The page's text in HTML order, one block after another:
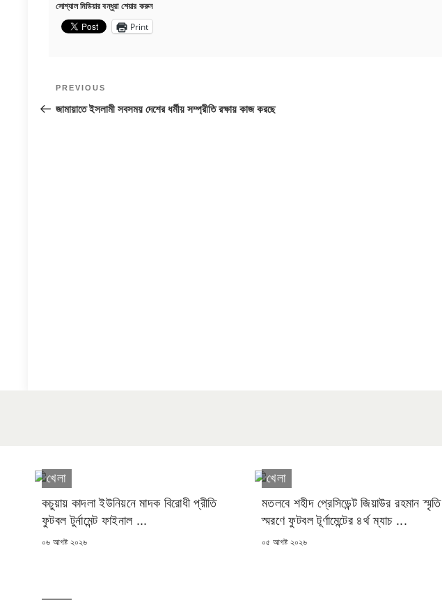
সোশ্যাল মিডিয়ার বন্ধুরা শেয়ার করুন
Print
Previous
Post
PREVIOUS
জামায়াতে ইসলামী সবসময় দেশের ধর্মীয় সম্প্রীতি রক্ষায় কাজ করছে
খেলা
কচুয়ায় কাদলা ইউনিয়নে মাদক বিরোধী প্রীতি
ফুটবল টুর্নামেন্ট ফাইনাল ...
POSTED
০৬ আগষ্ট ২০২৬
খেলা
মতলবে শহীদ প্রেসিডেন্ট জিয়াউর রহমান স্মৃতি
স্মরণে ফুটবল টূর্ণামেন্টের ৪র্থ ম্যাচ ...
POSTED
০৫ আগষ্ট ২০২৬